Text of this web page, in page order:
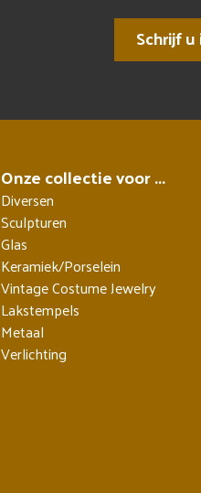
Schrijf u
Onze collectie voor ...
Diversen
Sculpturen
Glas
Keramiek/Porselein
Vintage Costume Jewelry
Lakstempels
Metaal
Verlichting